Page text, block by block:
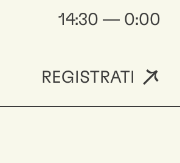
14:30 — 0:00
REGISTRATI